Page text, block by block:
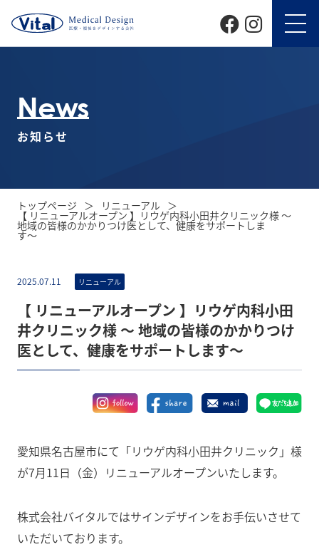
News
お知らせ
トップページ リニューアル
【 リニューアルオープン 】リウゲ内科小田井クリニック様 〜
地域の皆様のかかりつけ医として、健康をサポートしま
す〜
2025.07.11 リニューアル
【 リニューアルオープン 】リウゲ内科小田
井クリニック様 〜 地域の皆様のかかりつけ
医として、健康をサポートします〜
愛知県名古屋市にて「リウゲ内科小田井クリニック」様
が7月11日（金）リニューアルオープンいたします。
株式会社バイタルではサインデザインをお手伝いさせて
いただいております。